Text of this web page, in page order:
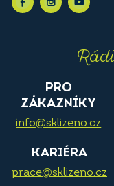
PRO
ZÁKAZNÍKY
info@sklizeno.cz
KARIÉRA
prace@sklizeno.cz